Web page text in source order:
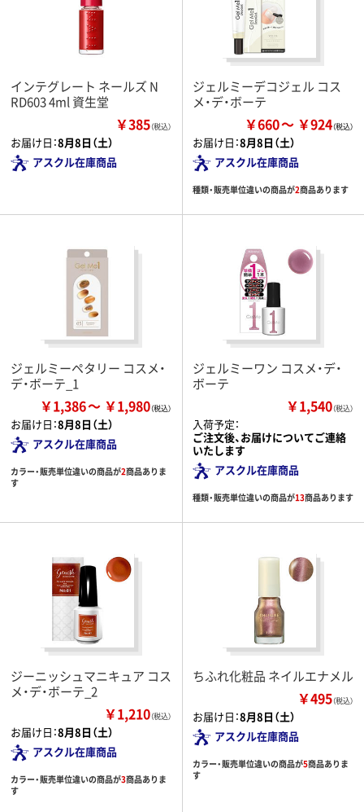
インテグレート ネールズ N
RD603 4ml 資生堂
￥385（税込）
お届け日：8月8日（土）
アスクル在庫商品
ジェルミーデコジェル コス
メ・デ・ボーテ
￥660 ￥924
お届け日：8月8日（土）
アスクル在庫商品
種類・販売単位違いの商品が2商品あります
ジェルミーペタリー コスメ・
デ・ボーテ_1
￥1,386 ￥1,980
お届け日：8月8日（土）
アスクル在庫商品
カラー・販売単位違いの商品が2商品ありま
す
ジェルミーワン コスメ・デ・
ボーテ
￥1,540（税込）
入荷予定：
ご注文後、お届けについてご連絡
いたします
アスクル在庫商品
種類・販売単位違いの商品が13商品あります
ジーニッシュマニキュア コス
メ・デ・ボーテ_2
￥1,210（税込）
お届け日：8月8日（土）
アスクル在庫商品
カラー・販売単位違いの商品が3商品ありま
す
ちふれ化粧品 ネイルエナメル
￥495（税込）
お届け日：8月8日（土）
アスクル在庫商品
カラー・販売単位違いの商品が5商品ありま
す